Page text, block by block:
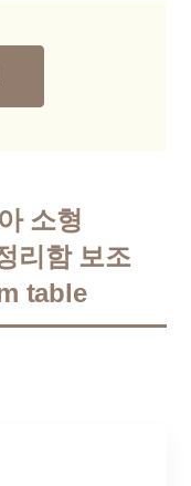
소형
리함 보조
table